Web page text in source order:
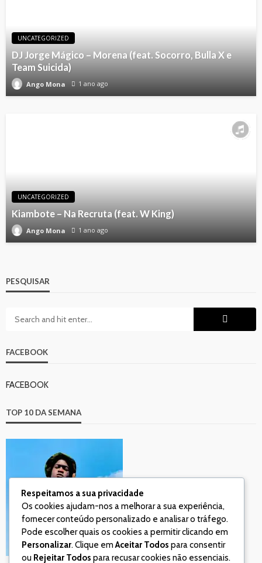
UNCATEGORIZED
DJ Jorge Mágico – Morena (feat. Socorro, Bulla X e
Team Suicida)
Ango Mona 1 ano ago
UNCATEGORIZED
Kiambote – Na Recruta (feat. W King)
Ango Mona 1 ano ago
PESQUISAR
FACEBOOK
FACEBOOK
TOP 10 DA SEMANA
Respeitamos a sua privacidade
Os cookies ajudam-nos a melhorar a sua experiência,
fornecer conteúdo personalizado e analisar o tráfego.
Pode escolher quais os cookies a permitir clicando em
Personalizar. Clique emAceitar Todos para consentir
ou Rejeitar Todos para recusar cookies não essenciais.